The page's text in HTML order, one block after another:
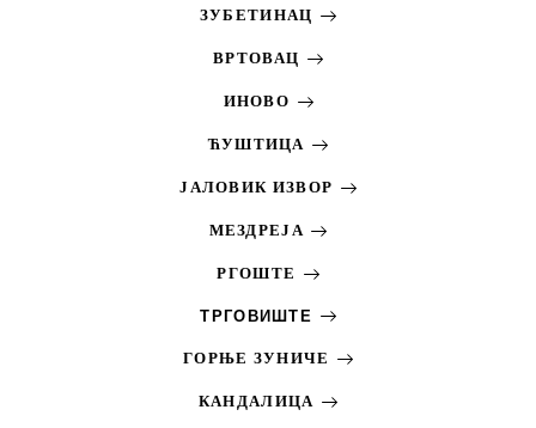
ЗУБЕТИНАЦ
ВРТОВАЦ
ИНОВО
ЋУШТИЦА
ЈАЛОВИК ИЗВОР
МЕЗДРЕЈА
РГОШТЕ
ТРГОВИШТЕ
ГОРЊЕ ЗУНИЧЕ
КАНДАЛИЦА